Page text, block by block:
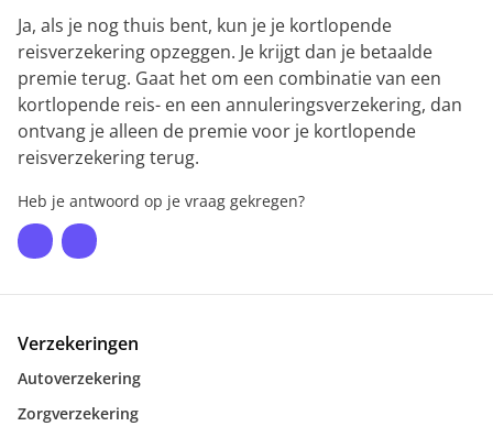
Ja, als je nog thuis bent, kun je je kortlopende
reisverzekering opzeggen. Je krijgt dan je betaalde
premie terug. Gaat het om een combinatie van een
kortlopende reis- en een annuleringsverzekering, dan
ontvang je alleen de premie voor je kortlopende
reisverzekering terug.
Heb je antwoord op je vraag gekregen?
Verzekeringen
Autoverzekering
Zorgverzekering